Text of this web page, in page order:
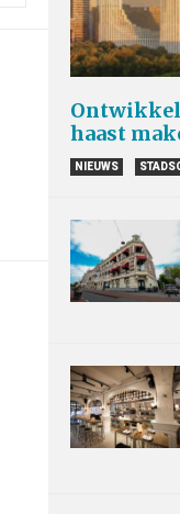
haast
NIEUWS